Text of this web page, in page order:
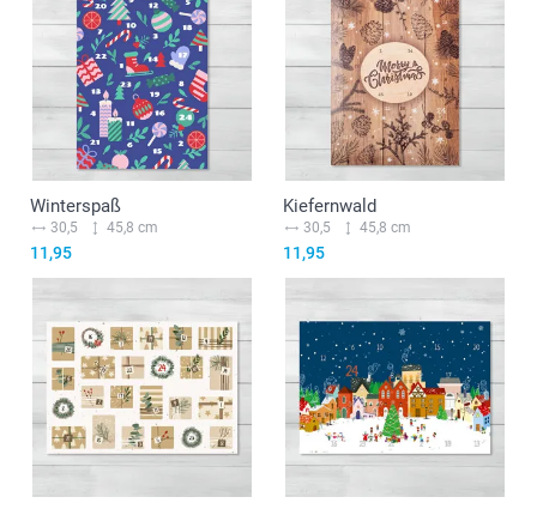
Winterspaß
30,5 45,8 cm
11,95
Kiefernwald
30,5 45,8 cm
11,95